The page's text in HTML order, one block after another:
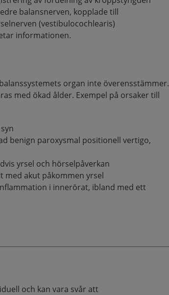
balansnerven, kopplade till
(vestibulocochlearis)
informationen.
organ inte överensstämmer.
med ökad ålder. Exempel på orsaker till
benign paroxysmal positionell vertigo,
yrsel och hörselpåverkan
akut påkommen yrsel
i innerörat, ibland med ett
och kan vara svår att